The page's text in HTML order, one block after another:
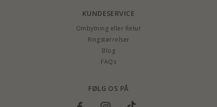
KUNDESERVICE
Ombytning eller Retur
Ringstørrelser
Blog
FAQs
FØLG OS PÅ